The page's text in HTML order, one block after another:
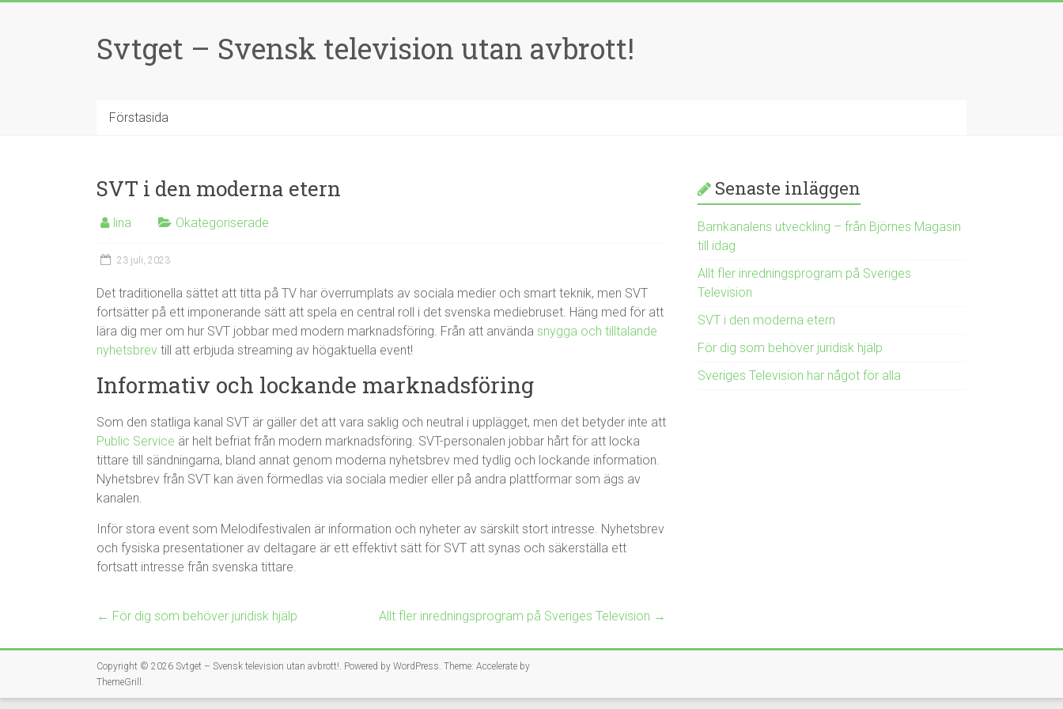
Svtget – Svensk television utan avbrott!
Förstasida
SVT i den moderna etern
lina Okategoriserade
23 juli, 2023
Det traditionella sättet att titta på TV har överrumplats av sociala medier och smart teknik, men SVT
fortsätter på ett imponerande sätt att spela en central roll i det svenska mediebruset. Häng med för att
lära dig mer om hur SVT jobbar med modern marknadsföring. Från att använda snygga och tilltalande
nyhetsbrev till att erbjuda streaming av högaktuella event!
Informativ och lockande marknadsföring
Som den statliga kanal SVT är gäller det att vara saklig och neutral i upplägget, men det betyder inte att
Public Service är helt befriat från modern marknadsföring. SVT-personalen jobbar hårt för att locka
tittare till sändningarna, bland annat genom moderna nyhetsbrev med tydlig och lockande information.
Nyhetsbrev från SVT kan även förmedlas via sociala medier eller på andra plattformar som ägs av
kanalen.
Inför stora event som Melodifestivalen är information och nyheter av särskilt stort intresse. Nyhetsbrev
och fysiska presentationer av deltagare är ett effektivt sätt för SVT att synas och säkerställa ett
fortsatt intresse från svenska tittare.
← För dig som behöver juridisk hjälp Allt fler inredningsprogram på Sveriges Television →
Senaste inläggen
Barnkanalens utveckling – från Björnes Magasin
till idag
Allt fler inredningsprogram på Sveriges
Television
SVT i den moderna etern
För dig som behöver juridisk hjälp
Sveriges Television har något för alla
Copyright © 2026 Svtget – Svensk television utan avbrott!. Powered by WordPress. Theme: Accelerate by
ThemeGrill .